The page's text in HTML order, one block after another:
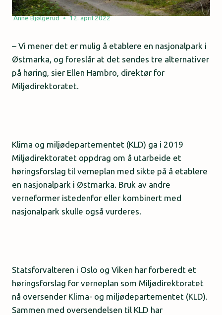
Anne Bjølgerud 12. april 2022
– Vi mener det er mulig å etablere en nasjonalpark i
Østmarka, og foreslår at det sendes tre alternativer
på høring, sier Ellen Hambro, direktør for
Miljødirektoratet.
Klima og miljødepartementet (KLD) ga i 2019
Miljødirektoratet oppdrag om å utarbeide et
høringsforslag til verneplan med sikte på å etablere
en nasjonalpark i Østmarka. Bruk av andre
verneformer istedenfor eller kombinert med
nasjonalpark skulle også vurderes.
Statsforvalteren i Oslo og Viken har forberedt et
høringsforslag for verneplan som Miljødirektoratet
nå oversender Klima- og miljødepartementet (KLD).
Sammen med oversendelsen til KLD har